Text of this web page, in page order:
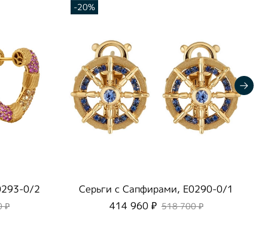
0/2
₽
-20%
Серьги c Cапфирами, E0290-0/1
414 960 ₽ 518 700 ₽